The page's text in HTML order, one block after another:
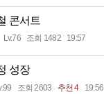
콘서트
Lv.76 조회 1482 19:57
성장
조회 2603 추천 4 19:56